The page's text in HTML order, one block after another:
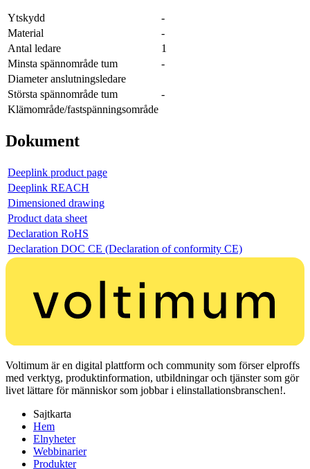
Ytskydd
-
Material
-
Antal ledare
1
Minsta spännområde tum
-
Diameter anslutningsledare
Största spännområde tum
-
Klämområde/fastspänningsområde
Dokument
Deeplink product page
Deeplink REACH
Dimensioned drawing
Product data sheet
Declaration RoHS
Declaration DOC CE (Declaration of conformity CE)
Voltimum är en digital plattform och community som förser elproffs
med verktyg, produktinformation, utbildningar och tjänster som gör
livet lättare för människor som jobbar i elinstallationsbranschen!.
Sajtkarta
Hem
Elnyheter
Webbinarier
Produkter